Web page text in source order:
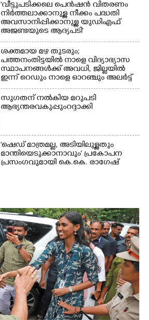
'വീട്ടുപടിക്കലെ പെൻഷൻ വിതരണം
നിർത്തലാക്കാനുള്ള നീക്കം പദ്ധതി
അവസാനിപ്പിക്കാനുള്ള യുഡിഎഫ്
അജണ്ടയുടെ ആദ്യപടി'
ശക്തമായ മഴ തുടരും;
പത്തനംതിട്ടയിൽ നാളെ വിദ്യാഭ്യാസ
സ്ഥാപനങ്ങൾക്ക് അവധി,​ ജില്ലയിൽ
ഇന്ന് റെ‌ഡും നാളെ ഓറഞ്ചും അലർട്ട്
സുഗതന് നൽകിയ മറുപടി
ആഭ്യന്തരവകുപ്പും റദ്ദാക്കി
'ഷെഡ് മാത്രമല്ല, അടിയിലുള്ളതും
മാന്തിയെടുക്കാനാവും' പ്രകോപന
പ്രസംഗവുമായി കെ.കെ. രാഗേഷ്